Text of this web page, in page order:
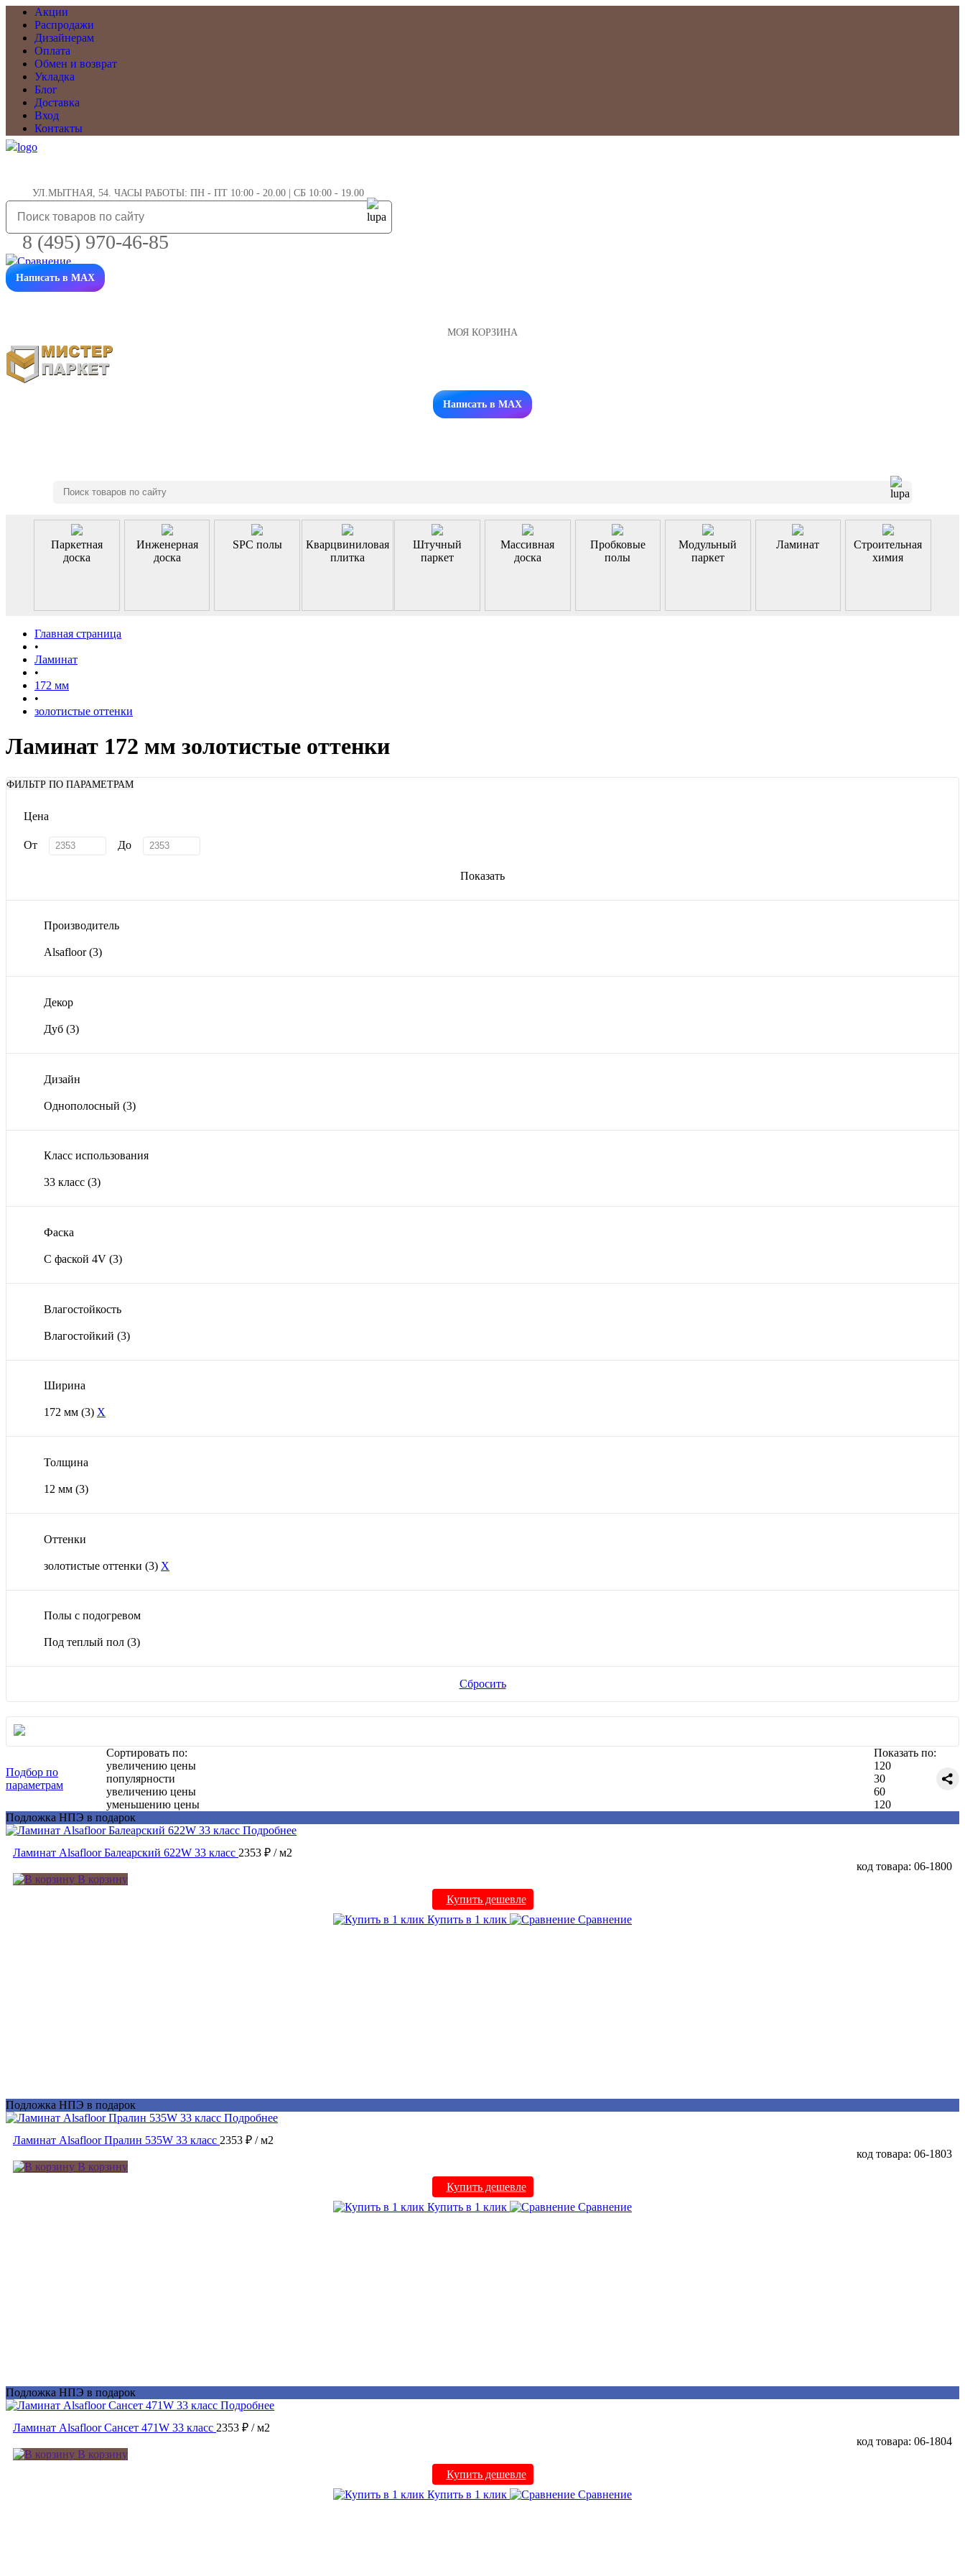
Акции
Распродажи
Дизайнерам
Оплата
Обмен и возврат
Укладка
Блог
Доставка
Вход
Контакты
УЛ.МЫТНАЯ, 54. ЧАСЫ РАБОТЫ: ПН - ПТ 10:00 - 20.00 | СБ 10:00 - 19.00
8 (495) 970-46-85
Написать в MAX
МОЯ КОРЗИНА
Заказать звонок
Написать в MAX
Паркетная
доска
Инженерная
доска
SPC полы
Кварцвиниловая
плитка
Штучный
паркет
Массивная
доска
Пробковые
полы
Модульный
паркет
Ламинат
Строительная
химия
Главная страница
•
Ламинат
•
172 мм
•
золотистые оттенки
Ламинат 172 мм золотистые оттенки
ФИЛЬТР ПО ПАРАМЕТРАМ
Цена
От До
Показать
Производитель
Alsafloor(3)
Декор
Дуб (3)
Дизайн
Однополосный (3)
Класс использования
33 класс (3)
Фаска
С фаской 4V (3)
Влагостойкость
Влагостойкий (3)
Ширина
172 мм (3) X
Толщина
12 мм (3)
Оттенки
золотистые оттенки (3) X
Полы с подогревом
Под теплый пол (3)
Сбросить
Подбор по
параметрам
Сортировать по:
увеличению цены
популярности
увеличению цены
уменьшению цены
Показать по:
120
30
60
120
Подложка НПЭ в подарок
Подробнее
Ламинат Alsafloor Балеарский 622W 33 класс 2353 ₽ / м2
код товара: 06-1800
В корзину
Купить дешевле
Купить в 1 клик
Сравнение
Подложка НПЭ в подарок
Подробнее
Ламинат Alsafloor Пралин 535W 33 класс 2353 ₽ / м2
код товара: 06-1803
В корзину
Купить дешевле
Купить в 1 клик
Сравнение
Подложка НПЭ в подарок
Подробнее
Ламинат Alsafloor Сансет 471W 33 класс 2353 ₽ / м2
код товара: 06-1804
В корзину
Купить дешевле
Купить в 1 клик
Сравнение